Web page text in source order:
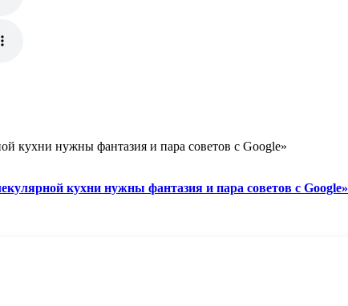
кухни нужны фантазия и пара советов с Google»
кухни нужны фантазия и пара советов с Google»